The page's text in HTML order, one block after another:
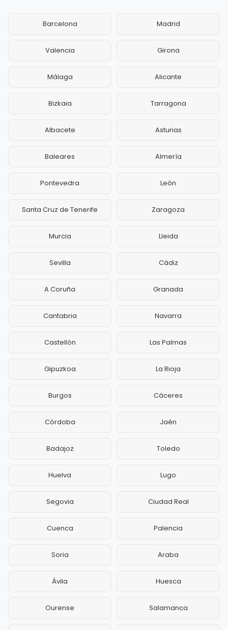
Barcelona Madrid
Valencia Girona
Málaga Alicante
Bizkaia Tarragona
Albacete Asturias
Baleares Almería
Pontevedra León
Santa Cruz de Tenerife Zaragoza
Murcia Lleida
Sevilla Cádiz
A Coruña Granada
Cantabria Navarra
Castellón Las Palmas
Gipuzkoa La Rioja
Burgos Cáceres
Córdoba Jaén
Badajoz Toledo
Huelva Lugo
Segovia Ciudad Real
Cuenca Palencia
Soria Araba
Ávila Huesca
Ourense Salamanca